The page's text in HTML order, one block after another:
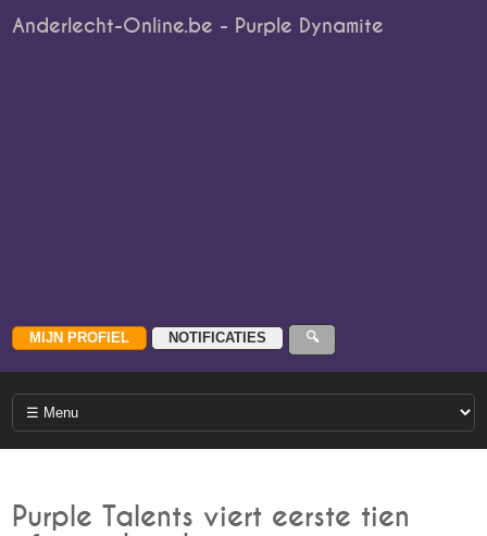
Anderlecht-Online.be - Purple Dynamite
Purple Talents viert eerste tien